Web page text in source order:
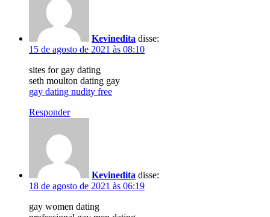
Kevinedita disse:
15 de agosto de 2021 às 08:10
sites for gay dating
seth moulton dating gay
gay dating nudity free
Responder
Kevinedita disse:
18 de agosto de 2021 às 06:19
gay women dating